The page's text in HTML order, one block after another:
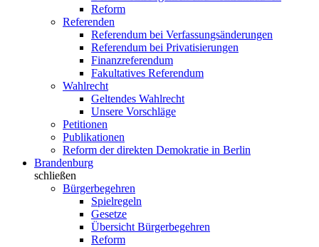
Reform
Referenden
Referendum bei Verfassungsänderungen
Referendum bei Privatisierungen
Finanzreferendum
Fakultatives Referendum
Wahlrecht
Geltendes Wahlrecht
Unsere Vorschläge
Petitionen
Publikationen
Reform der direkten Demokratie in Berlin
Brandenburg
schließen
Bürgerbegehren
Spielregeln
Gesetze
Übersicht Bürgerbegehren
Reform